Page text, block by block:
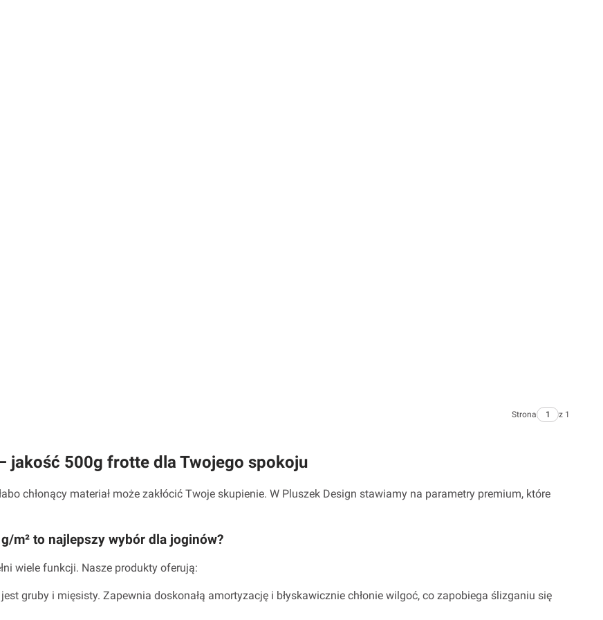
Strona z 1
jakość 500g frotte dla Twojego spokoju
chłonący materiał może zakłócić Twoje skupienie. W Pluszek Design stawiamy na parametry premium, które
m² to najlepszy wybór dla joginów?
wiele funkcji. Nasze produkty oferują:
gruby i mięsisty. Zapewnia doskonałą amortyzację i błyskawicznie chłonie wilgoć, co zapobiega ślizganiu się